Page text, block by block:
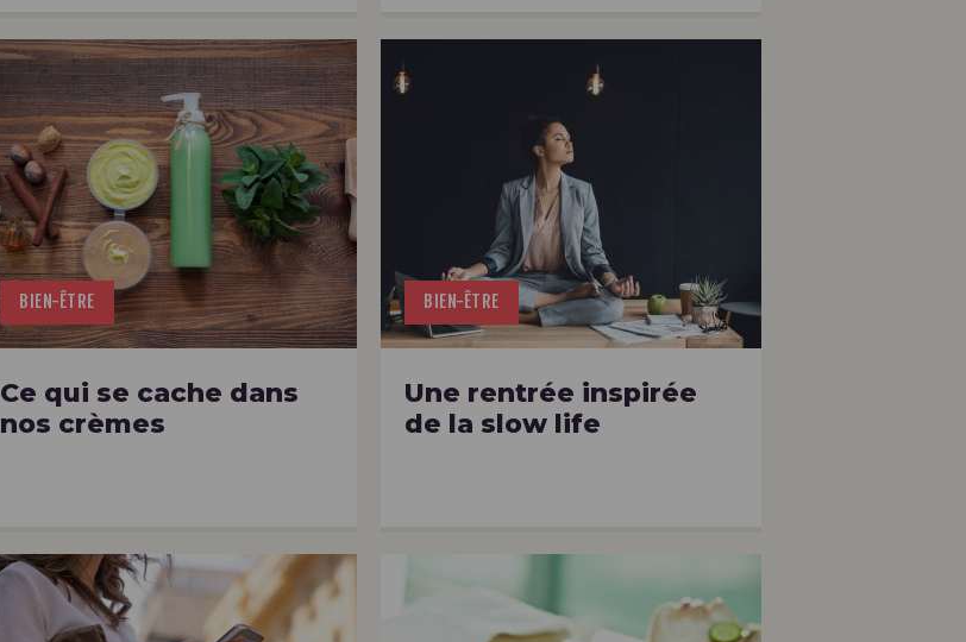
BIEN-ÊTRE
Ce qui se cache dans
nos crèmes
BIEN-ÊTRE
Une rentrée inspirée
de la slow life